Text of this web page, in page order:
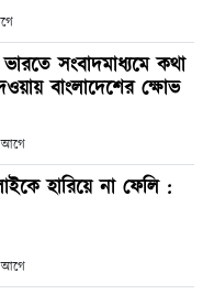
সংবাদমাধ্যমে কথা
বাংলাদেশের ক্ষোভ
আগে
হারিয়ে না ফেলি :
আগে